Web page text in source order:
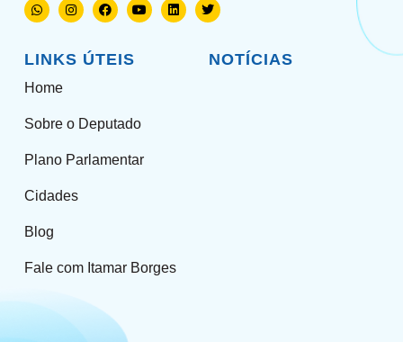
LINKS ÚTEIS
Home
Sobre o Deputado
Plano Parlamentar
Cidades
Blog
Fale com Itamar Borges
NOTÍCIAS